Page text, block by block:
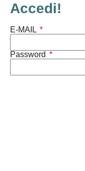
Accedi!
E-MAIL
Password